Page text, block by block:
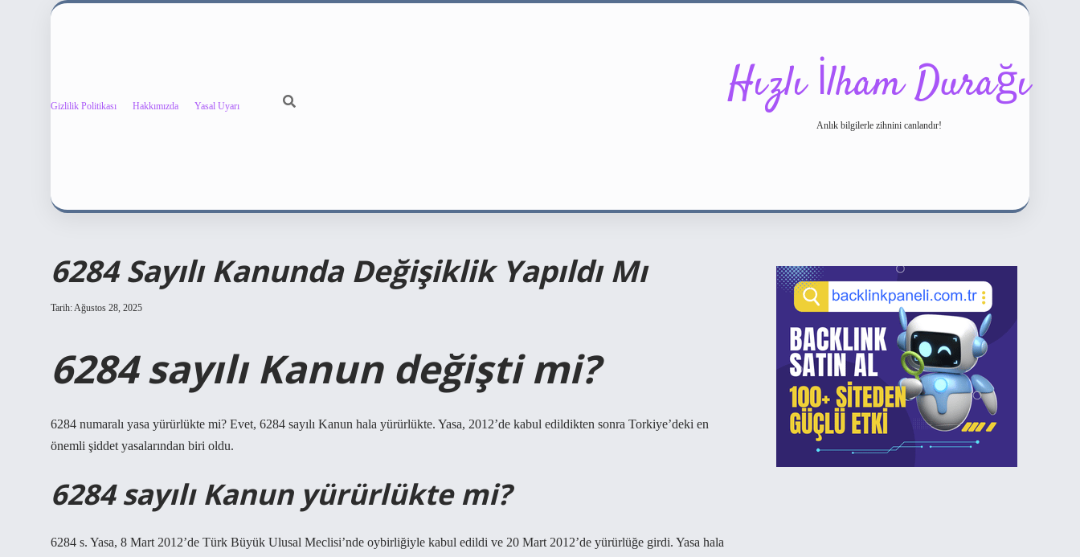
Gizlilik Politikası Hakkımızda Yasal Uyarı Hızlı İlham Durağı
Anlık bilgilerle zihnini canlandır!
6284 Sayılı Kanunda Değişiklik Yapıldı Mı
Tarih: Ağustos 28, 2025
6284 sayılı Kanun değişti mi?
6284 numaralı yasa yürürlükte mi? Evet, 6284 sayılı Kanun hala yürürlükte. Yasa, 2012’de kabul edildikten sonra Torkiye’deki en
önemli şiddet yasalarından biri oldu.
6284 sayılı Kanun yürürlükte mi?
6284 s. Yasa, 8 Mart 2012’de Türk Büyük Ulusal Meclisi’nde oybirliğiyle kabul edildi ve 20 Mart 2012’de yürürlüğe girdi. Yasa hala